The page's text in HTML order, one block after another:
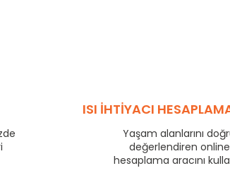
ISI İHTİYACI
Yaşam alanlarını
değerlendiren online
hesaplama aracını